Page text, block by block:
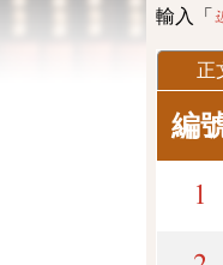
輸入「
正
編
1